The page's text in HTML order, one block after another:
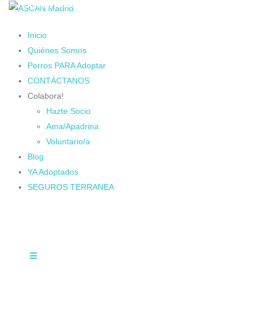
Inicio
Quiénes Somos
Perros PARA Adoptar
CONTÁCTANOS
Colabora!
Hazte Socio
Ama/Apadrina
Voluntario/a
Blog
YA Adoptados
SEGUROS TERRANEA
Cambiando Conciencias